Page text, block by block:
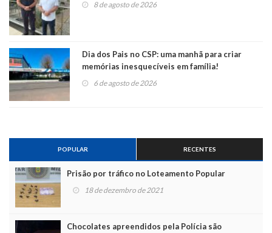
8 de agosto de 2026
Dia dos Pais no CSP: uma manhã para criar
memórias inesquecíveis em família!
6 de agosto de 2026
POPULAR RECENTES
Prisão por tráfico no Loteamento Popular
18 de dezembro de 2021
Chocolates apreendidos pela Polícia são